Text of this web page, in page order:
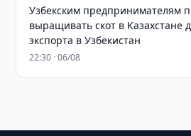
Узбекским предпринимателям
выращивать скот в Казахстане
экспорта в Узбекистан
22:30 · 06/08